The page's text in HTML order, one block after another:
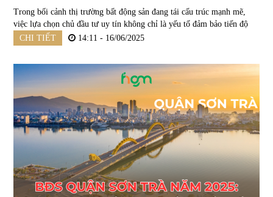
Trong bối cảnh thị trường bất động sản đang tái cấu trúc mạnh mẽ,
việc lựa chọn chủ đầu tư uy tín không chỉ là yếu tố đảm bảo tiến độ
bàn giao, pháp lý an toàn mà còn quyết định đến tiềm năng sinh lời...
CHI TIẾT 14:11 - 16/06/2025